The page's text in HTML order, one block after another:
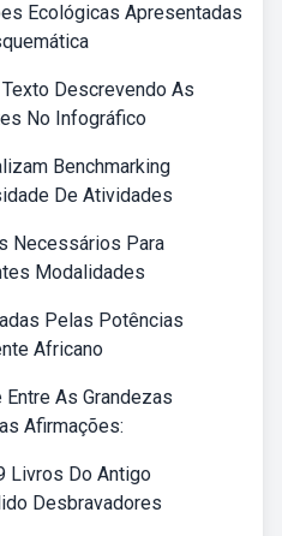
Ecológicas Apresentadas
Descrevendo As
No Infográfico
Benchmarking
De Atividades
Necessários Para
Modalidades
Pelas Potências
Africano
As Grandezas
Afirmações:
Livros Do Antigo
Desbravadores